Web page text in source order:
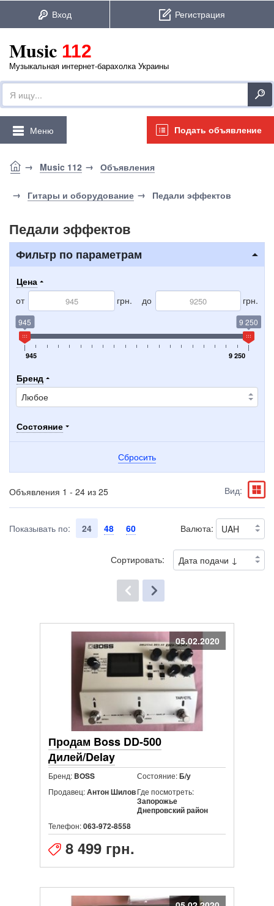
Music 112
Музыкальная интернет-барахолка Украины
Подать объявление
Меню
Music 112 Объявления
Гитары и оборудование Педали эффектов
Педали эффектов
Фильтр по параметрам
Цена
от
грн. до грн.
945 9 250
945 9 250
Бренд
Состояние
Сбросить
Объявления 1 - 24 из 25 Вид:
Показывать по: 24 48 60 Валюта:
Сортировать:
05.02.2020
Продам Boss DD-500
Дилей/Delay
Бренд: BOSS Состояние:Б/у
Продавец:Антон ШиловГде посмотреть:
Запорожье
Днепровский район
Телефон:063-972-8558
8 499 грн.